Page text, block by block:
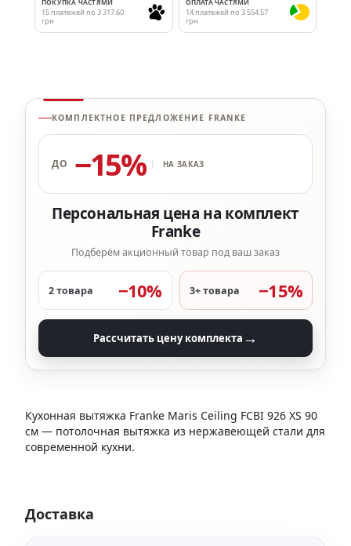
ПОКУПКА ЧАСТЯМИ
15 платежей по 3 317.60
грн
ОПЛАТА ЧАСТЯМИ
14 платежей по 3 554.57
грн
КОМПЛЕКТНОЕ ПРЕДЛОЖЕНИЕ FRANKE
ДО −15% НА ЗАКАЗ
Персональная цена на комплект
Franke
Подберём акционный товар под ваш заказ
2 товара −10% 3+ товара −15%
Рассчитать цену комплекта →
Кухонная вытяжка Franke Maris Ceiling FCBI 926 XS 90
см — потолочная вытяжка из нержавеющей стали для
современной кухни.
Доставка